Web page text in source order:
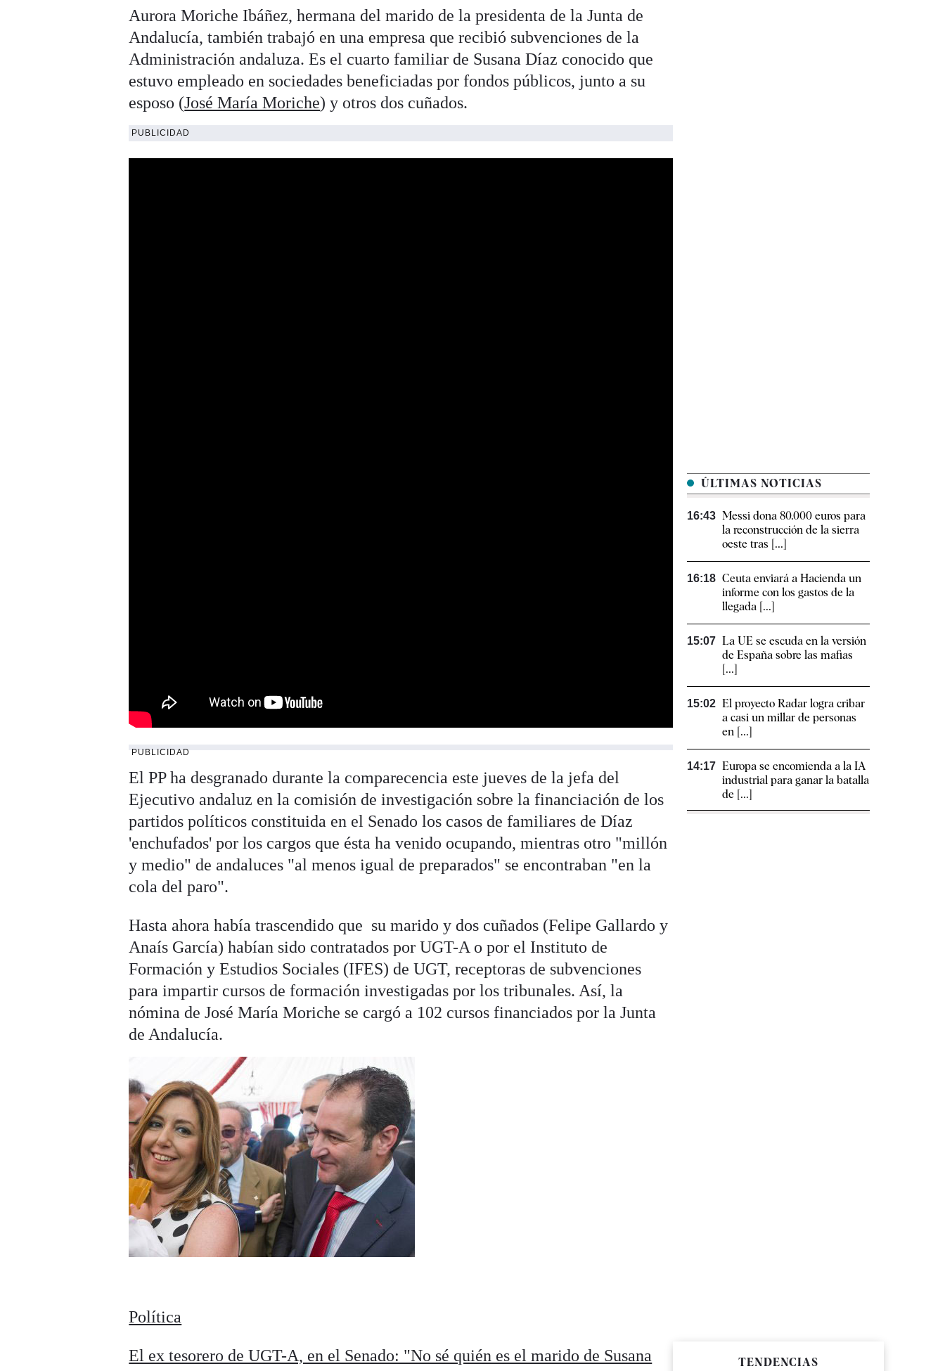
Aurora Moriche Ibáñez, hermana del marido de la presidenta de la Junta de
Andalucía, también trabajó en una empresa que recibió subvenciones de la
Administración andaluza. Es el cuarto familiar de Susana Díaz conocido que
estuvo empleado en sociedades beneficiadas por fondos públicos, junto a su
esposo (José María Moriche) y otros dos cuñados.
PUBLICIDAD
PUBLICIDAD
El PP ha desgranado durante la comparecencia este jueves de la jefa del
Ejecutivo andaluz en la comisión de investigación sobre la financiación de los
partidos políticos constituida en el Senado los casos de familiares de Díaz
'enchufados' por los cargos que ésta ha venido ocupando, mientras otro "millón
y medio" de andaluces "al menos igual de preparados" se encontraban "en la
cola del paro".
Hasta ahora había trascendido que su marido y dos cuñados (Felipe Gallardo y
Anaís García) habían sido contratados por UGT-A o por el Instituto de
Formación y Estudios Sociales (IFES) de UGT, receptoras de subvenciones
para impartir cursos de formación investigadas por los tribunales. Así, la
nómina de José María Moriche se cargó a 102 cursos financiados por la Junta
de Andalucía.
Política
El ex tesorero de UGT-A, en el Senado: "No sé quién es el marido de Susana
ÚLTIMAS NOTICIAS
16:43 Messi dona 80.000 euros para
la reconstrucción de la sierra
oeste tras [...]
16:18 Ceuta enviará a Hacienda un
informe con los gastos de la
llegada [...]
15:07 La UE se escuda en la versión
de España sobre las mafias
[...]
15:02 El proyecto Radar logra cribar
a casi un millar de personas
en [...]
14:17 Europa se encomienda a la IA
industrial para ganar la batalla
de [...]
TENDENCIAS